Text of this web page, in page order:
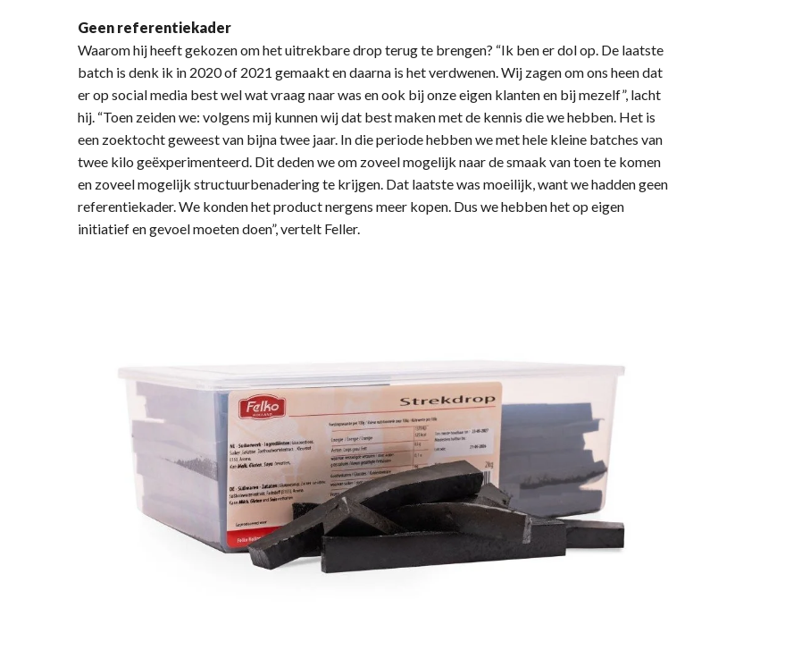
Geen referentiekader
Waarom hij heeft gekozen om het uitrekbare drop terug te brengen? “Ik ben er dol op. De laatste
batch is denk ik in 2020 of 2021 gemaakt en daarna is het verdwenen. Wij zagen om ons heen dat
er op social media best wel wat vraag naar was en ook bij onze eigen klanten en bij mezelf”, lacht
hij. “Toen zeiden we: volgens mij kunnen wij dat best maken met de kennis die we hebben. Het is
een zoektocht geweest van bijna twee jaar. In die periode hebben we met hele kleine batches van
twee kilo geëxperimenteerd. Dit deden we om zoveel mogelijk naar de smaak van toen te komen
en zoveel mogelijk structuurbenadering te krijgen. Dat laatste was moeilijk, want we hadden geen
referentiekader. We konden het product nergens meer kopen. Dus we hebben het op eigen
initiatief en gevoel moeten doen”, vertelt Feller.